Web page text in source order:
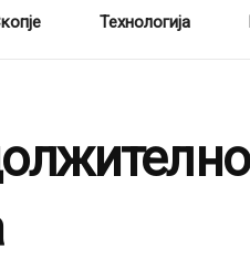
Технологија